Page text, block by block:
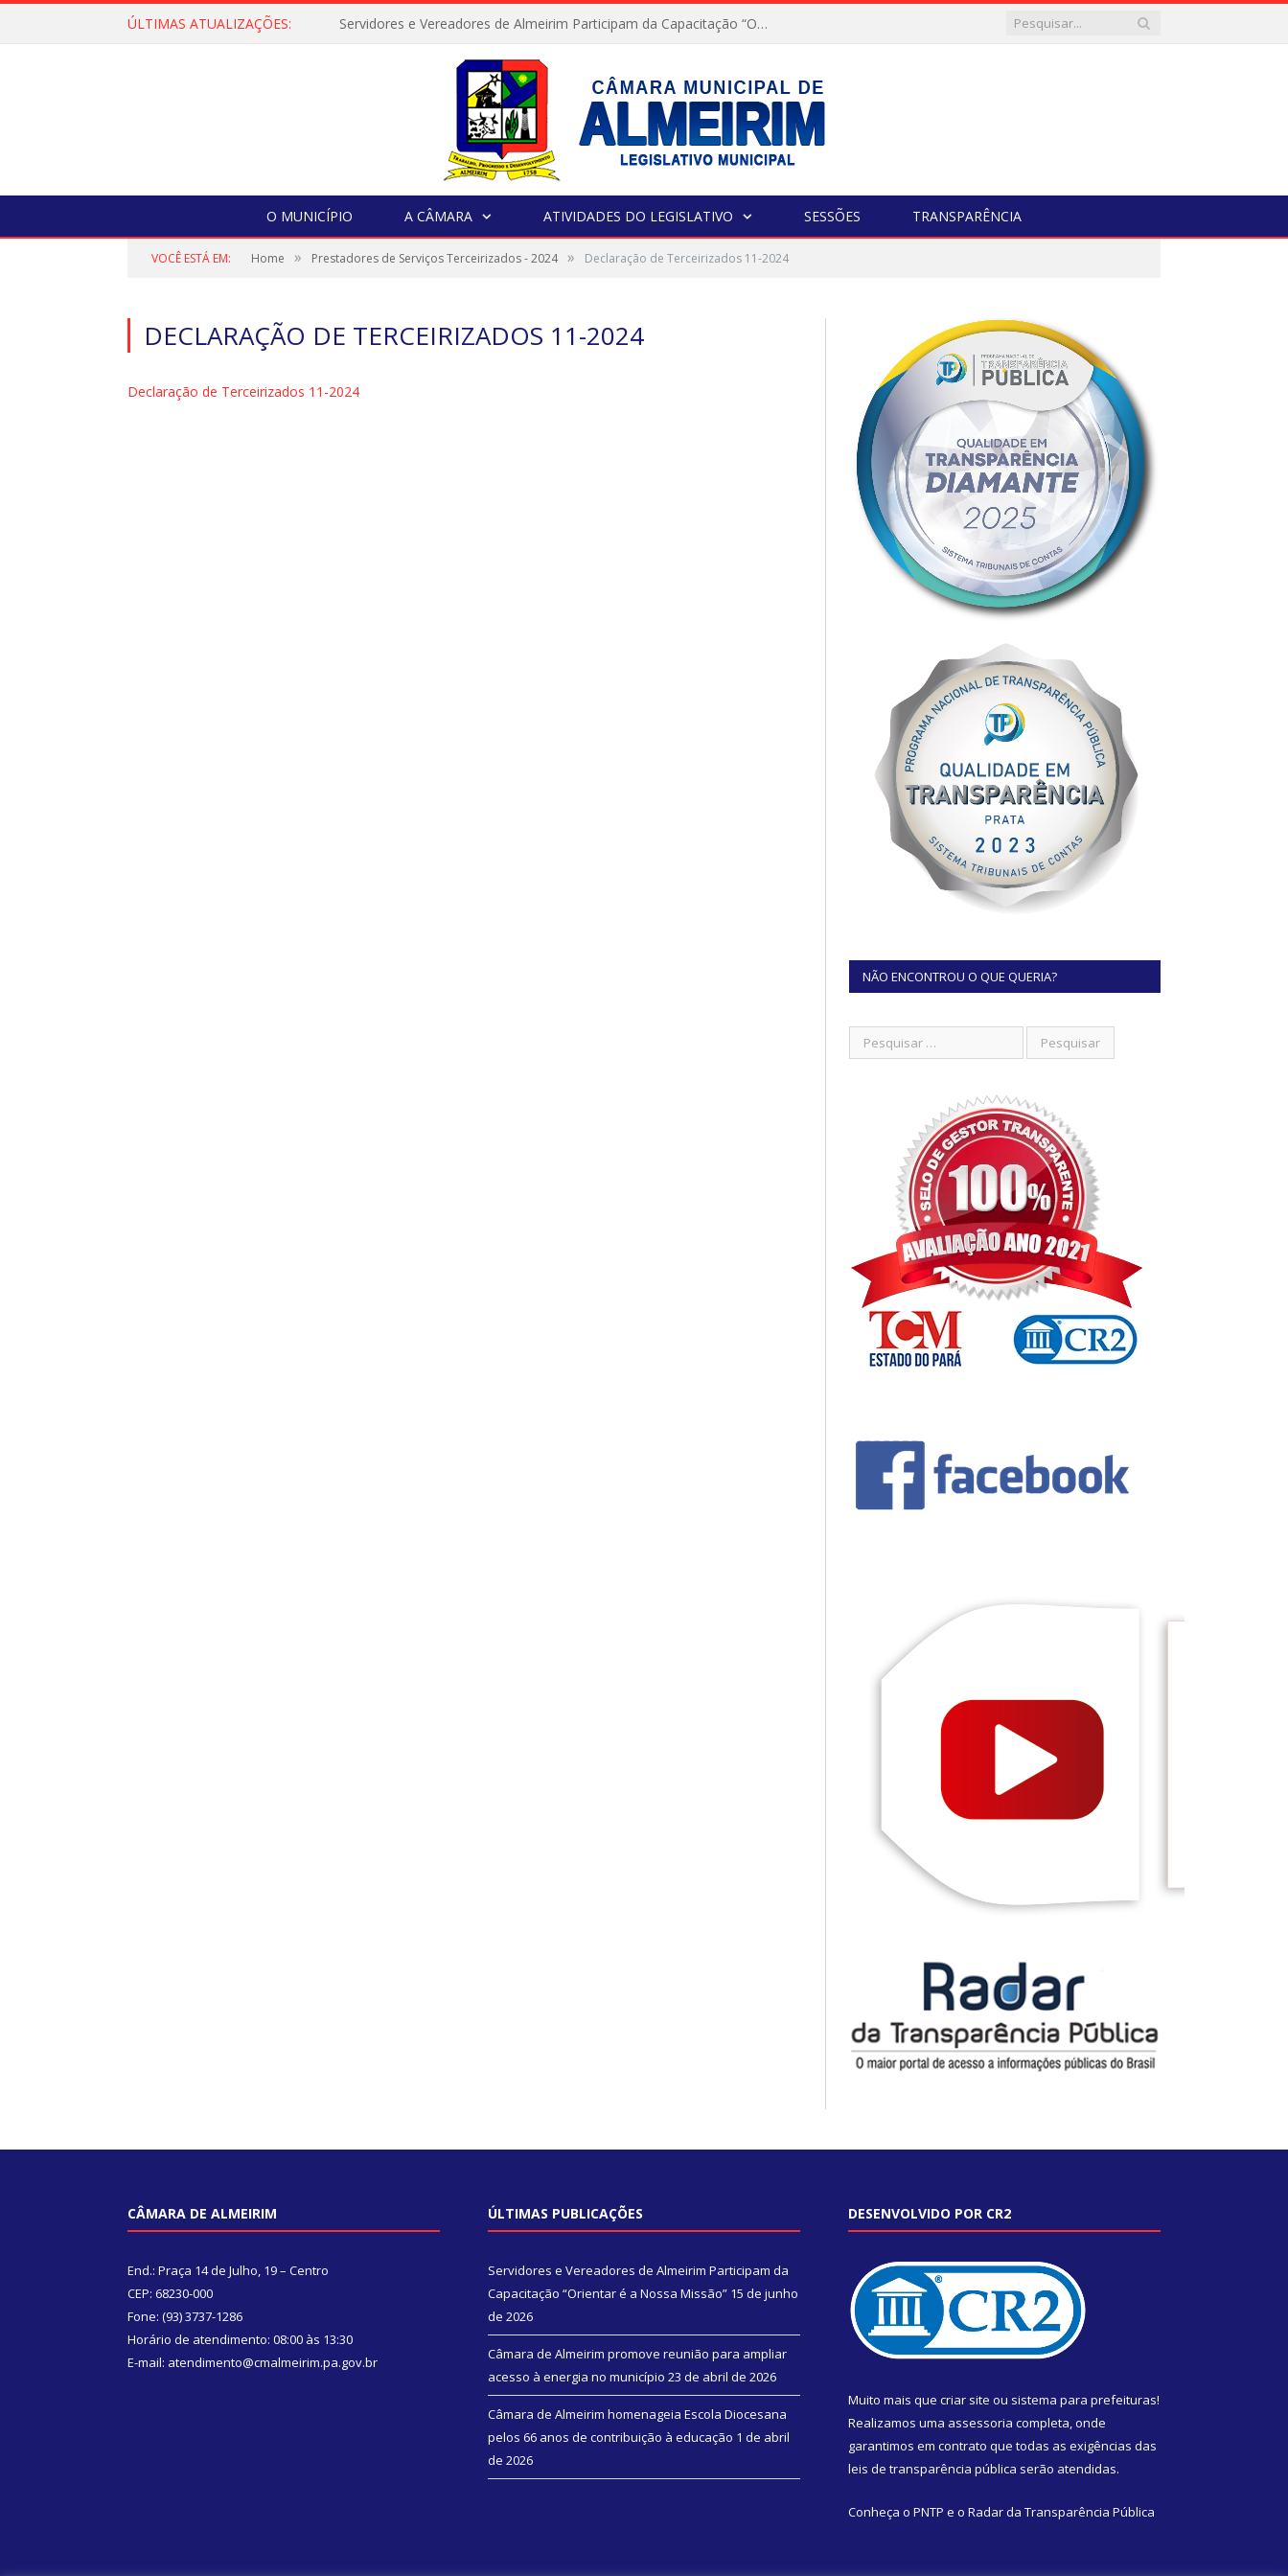
ÚLTIMAS ATUALIZAÇÕES: Servidores e Vereadores de Almeirim Participam da Capacitação “Orientar é a Nossa Missão”
O MUNICÍPIO A CÂMARA ATIVIDADES DO LEGISLATIVO SESSÕES TRANSPARÊNCIA
VOCÊ ESTÁ EM: Home » Prestadores de Serviços Terceirizados - 2024 » Declaração de Terceirizados 11-2024
DECLARAÇÃO DE TERCEIRIZADOS 11-2024
Declaração de Terceirizados 11-2024
NÃO ENCONTROU O QUE QUERIA?
CÂMARA DE ALMEIRIM
End.: Praça 14 de Julho, 19 – Centro
CEP: 68230-000
Fone: (93) 3737-1286
Horário de atendimento: 08:00 às 13:30
E-mail: atendimento@cmalmeirim.pa.gov.br
ÚLTIMAS PUBLICAÇÕES
Servidores e Vereadores de Almeirim Participam da
Capacitação “Orientar é a Nossa Missão” 15 de junho
de 2026
Câmara de Almeirim promove reunião para ampliar
acesso à energia no município 23 de abril de 2026
Câmara de Almeirim homenageia Escola Diocesana
pelos 66 anos de contribuição à educação 1 de abril
de 2026
DESENVOLVIDO POR CR2
Muito mais que criar site ou sistema para prefeituras!
Realizamos uma assessoria completa, onde
garantimos em contrato que todas as exigências das
leis de transparência pública serão atendidas.
Conheça o PNTP e o Radar da Transparência Pública